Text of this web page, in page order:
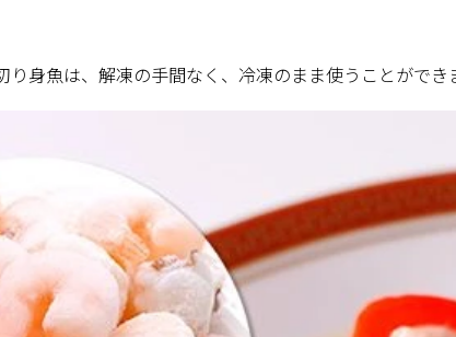
身魚は、解凍の手間なく、冷凍のまま使うことがで